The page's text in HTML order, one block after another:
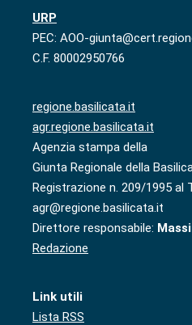
URP
PEC: AOO-
C.F. 80002950766
regione.basilicata.it
agr.regione.basilicata.it
Agenzia stampa della
Giunta Regionale della
Registrazione n. 209/1995 al
agr@regione.basilicata.it
Direttore responsabile:
Redazione
Link utili
Lista RSS